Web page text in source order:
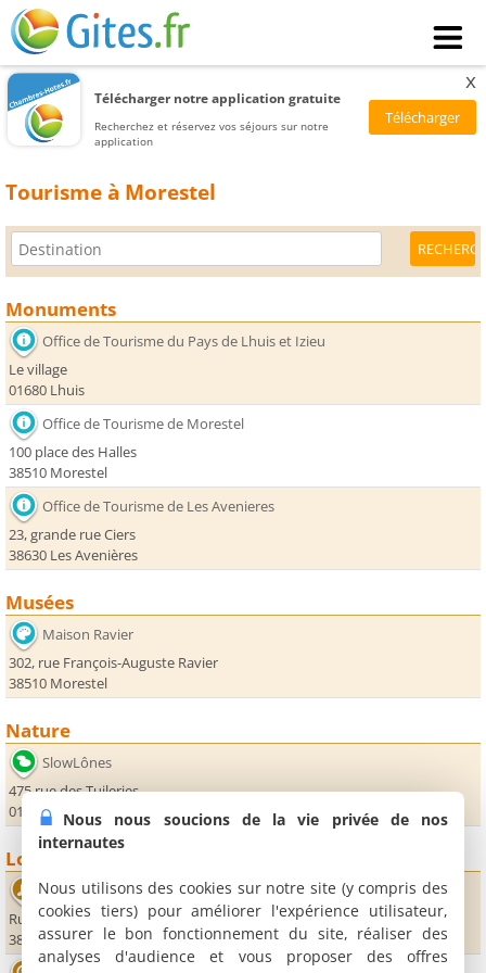
Télécharger notre application gratuite
Recherchez et réservez vos séjours sur notre
application
x
Tourisme à Morestel
Monuments
Office de Tourisme du Pays de Lhuis et Izieu
Le village
01680 Lhuis
Office de Tourisme de Morestel
100 place des Halles
38510 Morestel
Office de Tourisme de Les Avenieres
23, grande rue Ciers
38630 Les Avenières
Musées
Maison Ravier
302, rue François-Auguste Ravier
38510 Morestel
Nature
SlowLônes
475 rue des Tuileries
01680 Groslée
Loisirs
Salle Sebastien Patricot
Rue du Soldat d'Egypte
38630 Corbelin
Nous nous soucions de la vie privée de nos
internautes
Nous utilisons des cookies sur notre site (y compris des
cookies tiers) pour améliorer l'expérience utilisateur,
assurer le bon fonctionnement du site, réaliser des
analyses d'audience et vous proposer des offres